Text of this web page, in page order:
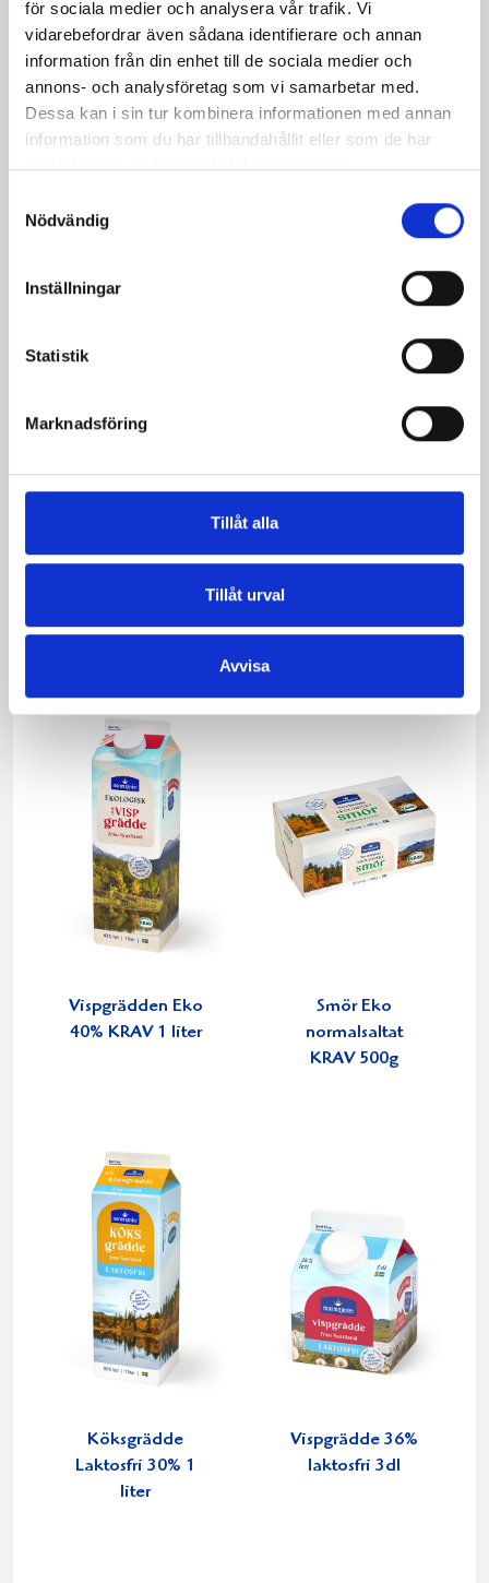
för sociala medier och analysera vår trafik. Vi
vidarebefordrar även sådana identifierare och annan
information från din enhet till de sociala medier och
annons- och analysföretag som vi samarbetar med.
Dessa kan i sin tur kombinera informationen med annan
information som du har tillhandahållit eller som de har
samlat in när du har använt deras tjänster.
Nödvändig
Inställningar
Statistik
Marknadsföring
Tillåt alla
Tillåt urval
Avvisa
1,5% laktosfri 3dl
1000g
1000g
Vispgrädden Eko
40% KRAV 1 liter
Smör Eko
normalsaltat
KRAV 500g
Köksgrädde
Laktosfri 30% 1
liter
Vispgrädde 36%
laktosfri 3dl